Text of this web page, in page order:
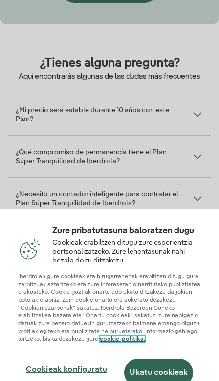
¿Tienes alguna pregunta?
Aquí encontrarás algunas de las dudas más frecuentes
¿Mi precio será estable durante 10 años con este
Plan?
¿Qué compromiso de permanencia tiene el Plan
Súper Tranquilidad de Iberdrola?
¿Necesito un contador inteligente para contratar el
Plan Súper Tranquilidad de Iberdrola?
¿Tengo factura electrónica incluida con el Plan?
Zein da plan honekin soberakinak konpentsatzeko
prezioa?
Zure pribatutasuna baloratzen dugu
Cookieak erabiltzen ditugu zure esperientzia
pertsonalizatzeko. Zure lehentasunak nahi
bezala doitu ditzakezu.
Iberdrolan gure cookieak eta hirugarrenenak erabiltzen ditugu gure
zerbitzuak aztertzeko eta zure interesetan oinarritutako publizitatea
erakusteko. Cookie guztiak onartu edo ukatu ditzakezu dagokien
botoiak erabiliz. Zein cookie onartu ere aukeratu dezakezu
"Cookien ezarpenak" sakatuz. Iberdrola Bezeroen Guneko
erabiltzailea bazara eta "Onartu cookieak" sakatuz, zure nabigazio
datuak zure bezero datuekin gurutzatzeko baimena emango diguzu
profilak egiteko eta publizitate helburuetarako. Informazio gehiago
lortzeko, bisita dezakezu gure cookie-politika.
Cookieak konfiguratu Ukatu cookieak